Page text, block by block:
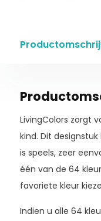
LivingColors zorgt
kind. Dit designstuk
is speels, zeer
één van de 64
favoriete kleur
Indien u alle 64